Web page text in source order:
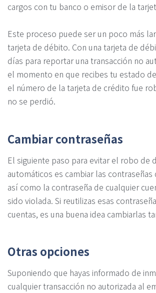
cargos con tu banco o emisor de la
Este proceso puede ser un poco más
tarjeta de débito. Con una tarjeta de
días para reportar una transacción no
el momento en que recibes tu estado
el número de la tarjeta de crédito fue
no se perdió.
Cambiar contraseñas
El siguiente paso para evitar el robo de
automáticos es cambiar las contraseñas
así como la contraseña de cualquier
sido violada. Si reutilizas esas
cuentas, es una buena idea cambiarlas
Otras opciones
Suponiendo que hayas informado de
cualquier transacción no autorizada al